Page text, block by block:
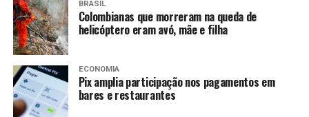
Amarildo Mota
BRASIL
Colombianas que morreram na queda de
helicóptero eram avó, mãe e filha
ECONOMIA
Pix amplia participação nos pagamentos em
bares e restaurantes